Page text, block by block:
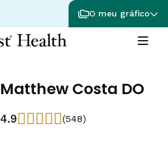
O meu gráfico
Matthew Costa DO
4.9 (548)